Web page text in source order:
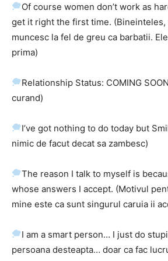
Of course women don’t work as
get it right the first time. (Bineinteles,
muncesc la fel de greu ca barbatii.
prima)
Relationship Status: COMING
curand)
I’ve got nothing to do today but
nimic de facut decat sa zambesc)
The reason I talk to myself is
whose answers I accept. (Motivul
mine este ca sunt singurul caruia ii
I am a smart person… I just do
persoana desteapta… doar ca fac